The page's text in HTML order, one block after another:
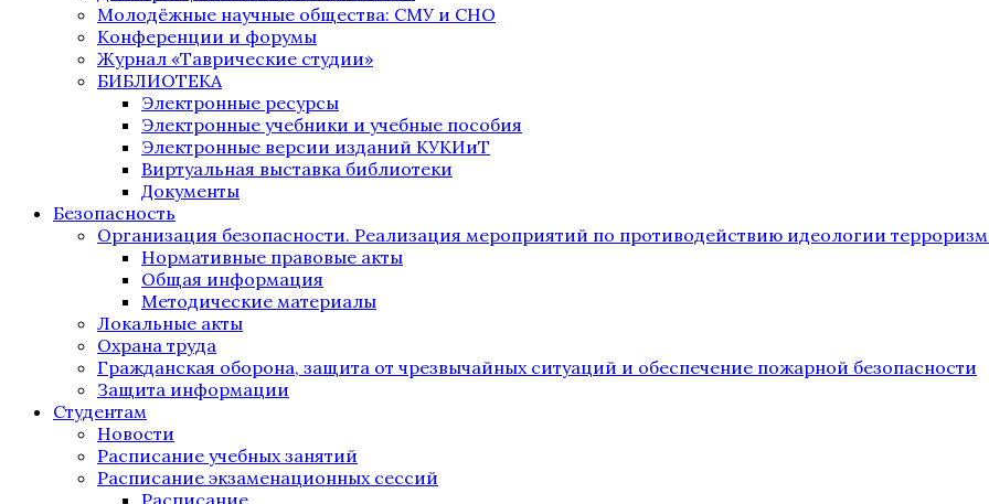
Молодёжные научные общества: СМУ и СНО
Конференции и форумы
Журнал «Таврические студии»
БИБЛИОТЕКА
Электронные ресурсы
Электронные учебники и учебные пособия
Электронные версии изданий КУКИиТ
Виртуальная выставка библиотеки
Документы
Безопасность
Организация безопасности. Реализация мероприятий по противодействию идеологии
Нормативные правовые акты
Общая информация
Методические материалы
Локальные акты
Охрана труда
Гражданская оборона, защита от чрезвычайных ситуаций и обеспечение пожарной безопасности
Защита информации
Студентам
Новости
Расписание учебных занятий
Расписание экзаменационных сессий
Расписание